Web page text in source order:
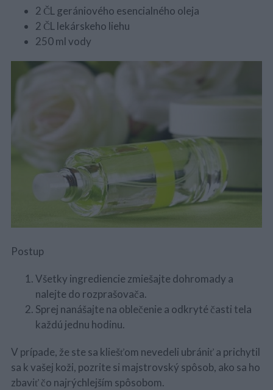
2 ČL gerániového esencialného oleja
2 ČL lekárskeho liehu
250 ml vody
Postup
Všetky ingrediencie zmiešajte dohromady a
nalejte do rozprašovača.
Sprej nanášajte na oblečenie a odkryté časti tela
každú jednu hodinu.
V prípade, že ste sa kliešťom nevedeli ubrániť a prichytil
sa k vašej koži, pozrite si majstrovský spôsob, ako sa ho
zbaviť čo najrýchlejším spôsobom.